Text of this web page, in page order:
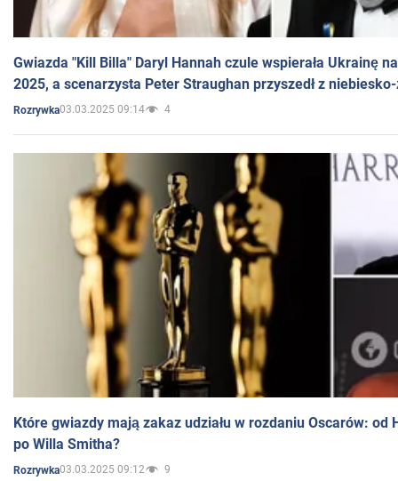
Gwiazda "Kill Billa" Daryl Hannah czule wspierała Ukrainę
2025, a scenarzysta Peter Straughan przyszedł z
Rozrywka03.03.2025 09:14 4
Które gwiazdy mają zakaz udziału w rozdaniu Oscarów: od
po Willa Smitha?
Rozrywka03.03.2025 09:12 9